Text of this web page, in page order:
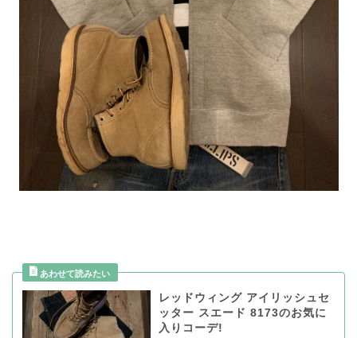
レッドウィング アイリッシュセ
ッター スエード 8173のお気に
入りコーデ!